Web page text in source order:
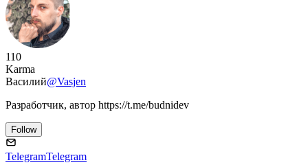
110
Karma
Василий@Vasjen
Разработчик, автор https://t.me/budnidev
Follow
TelegramTelegram